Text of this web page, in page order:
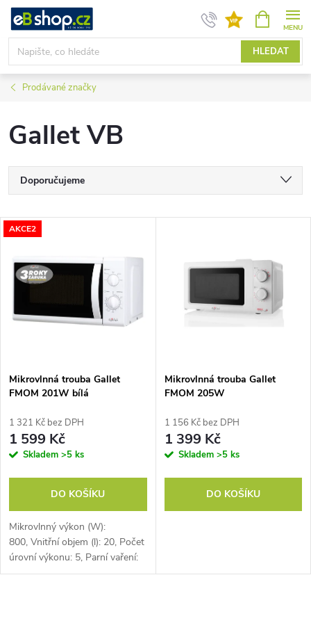
Přejít
obsah
HLEDAT
NÁKUPNÍ
KOŠÍK
Prodávané značky
Gallet VB
Ř
a
z
e
n
p
r
o
u
k
Doporučujeme
Nejdražší
Nejprodávanější
V
ý
p
s
p
r
o
d
u
k
AKCE2
Mikrovlnná trouba Gallet
FMOM 201W bílá
1 321 Kč bez DPH
1 599 Kč
Skladem >5 ks
DO KOŠÍKU
Mikrovlnný výkon (W):
800, Vnitřní objem (l): 20, Počet
úrovní výkonu: 5, Parní vaření:
NE, Pečení chleba: NE, Horký
Mikrovlnná trouba Gallet
FMOM 205W
1 156 Kč bez DPH
1 399 Kč
Skladem >5 ks
DO KOŠÍKU